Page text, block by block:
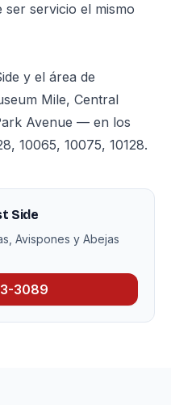
servicio el mismo
y el área de
Mile, Central
Avenue — en los
10065, 10075, 10128.
Side
Avispones y Abejas
3089